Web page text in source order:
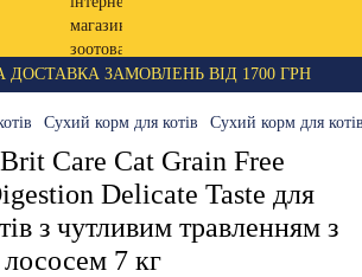
ЗАМОВЛЕНЬ ВІД 1700 ГРН
Сухий корм для котів Сухий корм для
Care Cat Grain Free
Delicate Taste для
з чутливим травленням з
7 кг